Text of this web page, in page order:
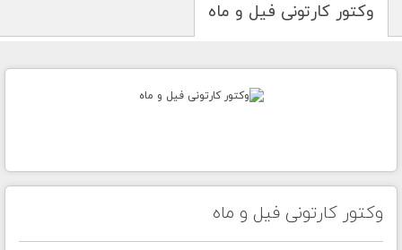
وکتور کارتونی فیل و ماه
وکتور کارتونی فیل و ماه